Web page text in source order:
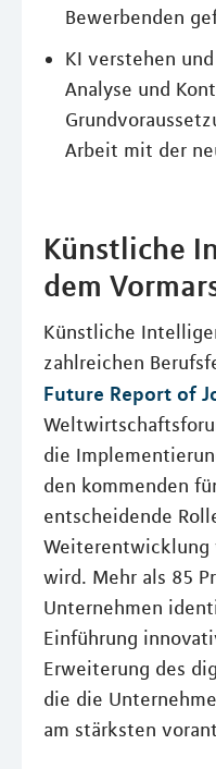
Bewerbenden
KI verstehen
Analyse und
Arbeit mit der
Künstliche
dem
Künstliche
zahlreichen
Future Report of
die
den kommenden
entscheidende
Weiterentwicklung
wird. Mehr als 85
Unternehmen
Einführung
Erweiterung des
die die
am stärksten